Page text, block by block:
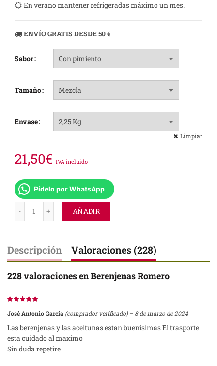
En verano mantener refrigeradas máximo un mes.
ENVÍO GRATIS DESDE 50 €
Sabor
Tamaño
Envase
Limpiar
21,50€ IVA incluido
Pídelo por WhatsApp
AÑADIR
Descripción Valoraciones (228)
228 valoraciones enBerenjenas Romero
José Antonio García (comprador verificado) – 8 de marzo de 2024
Las berenjenas y las aceitunas estan buenisimas El trasporte
esta cuidado al maximo
Sin duda repetire